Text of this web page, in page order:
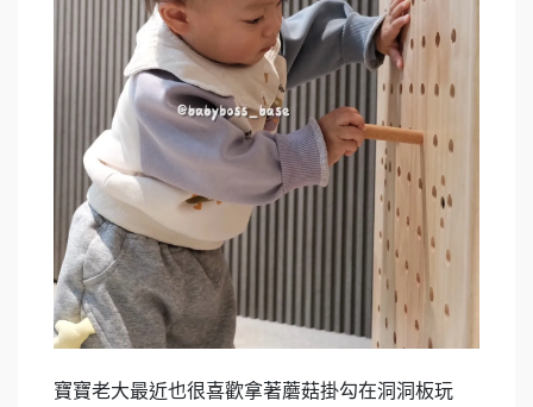
寶寶老大最近也很喜歡拿著蘑菇掛勾在洞洞板玩